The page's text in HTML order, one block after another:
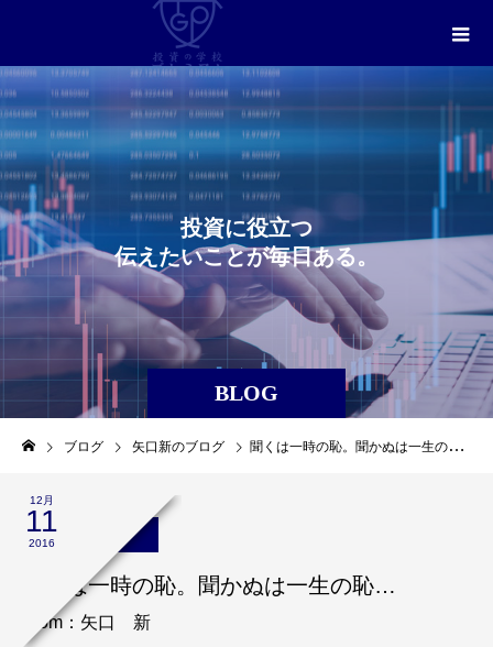
BLOG
投資に役立つ
伝え たいことが毎日ある。
ブログ 矢口新のブログ 聞くは一時の恥。聞かぬは一生の恥…
12月
11
2016
矢口新のブログ
聞くは一時の恥。聞かぬは一生の恥…
From：矢口 新